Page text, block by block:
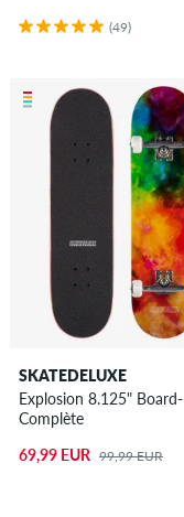
(49)
SKATEDELUXE
Explosion 8.125" Board-
Complète
69,99 EUR 99,99 EUR